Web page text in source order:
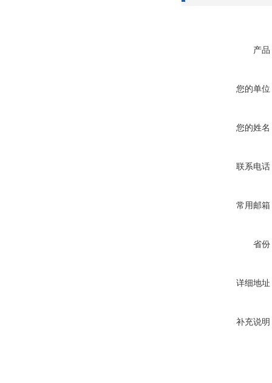
产品
您的单位
您的姓名
联系电话
常用邮箱
省份
详细地址
补充说明